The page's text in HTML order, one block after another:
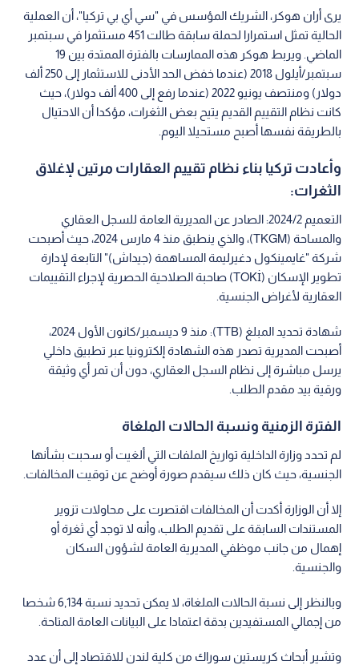
يرى أران هوكر، الشريك المؤسس في "سي أي بي تركيا"، أن العملية
الحالية تمثل استمرارا لحملة سابقة طالت 451 مستثمرا في سبتمبر
الماضي. ويربط هوكر هذه الممارسات بالفترة الممتدة بين 19
سبتمبر/أيلول 2018 (عندما خفض الحد الأدنى للاستثمار إلى 250 ألف
دولار) ومنتصف يونيو 2022 (عندما رفع إلى 400 ألف دولار)، حيث
كانت نظام التقييم القديم يتيح بعض الثغرات، مؤكدا أن الاحتيال
بالطريقة نفسها أصبح مستحيلا اليوم.
وأعادت تركيا بناء نظام تقييم العقارات مرتين لإغلاق
الثغرات:
التعميم 2024/2: الصادر عن المديرية العامة للسجل العقاري
والمساحة (TKGM)، والذي ينطبق منذ 4 مارس 2024، حيث أصبحت
شركة "غايمينكول دغيرليمة المساهمة (جيداش)" التابعة لإدارة
تطوير الإسكان (TOKİ) صاحبة الصلاحية الحصرية لإجراء التقييمات
العقارية لأغراض الجنسية.
شهادة تحديد المبلغ (TTB): منذ 9 ديسمبر/كانون الأول 2024،
أصبحت المديرية تصدر هذه الشهادة إلكترونيا عبر تطبيق داخلي
يرسل مباشرة إلى نظام السجل العقاري، دون أن تمر أي وثيقة
ورقية بيد مقدم الطلب.
الفترة الزمنية ونسبة الحالات الملغاة
لم تحدد وزارة الداخلية تواريخ الملفات التي ألغيت أو سحبت بشأنها
الجنسية، حيث كان ذلك سيقدم صورة أوضح عن توقيت المخالفات.
إلا أن الوزارة أكدت أن المخالفات اقتصرت على محاولات تزوير
المستندات السابقة على تقديم الطلب، وأنه لا توجد أي ثغرة أو
إهمال من جانب موظفي المديرية العامة لشؤون السكان
والجنسية.
وبالنظر إلى نسبة الحالات الملغاة، لا يمكن تحديد نسبة 6,134 شخصا
من إجمالي المستفيدين بدقة اعتمادا على البيانات العامة المتاحة.
وتشير أبحاث كريستين سوراك من كلية لندن للاقتصاد إلى أن عدد